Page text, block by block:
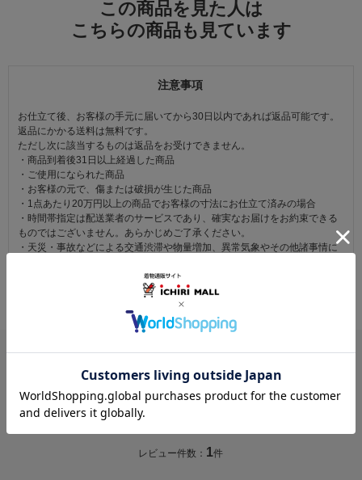
この商品を見た人は
こちらの商品も見ています
注意事項
お仕立て後、お客様の手元に届いてから30日以内であれば返品可能です。
返品にかかる送料は無料です。
ただし次に該当するものは返品をお受けできません。
・商品到着後31日以上経過した商品
・ご使用になられた商品
・お客様の元で、傷または破損が生じた商品
・1点あたり20万円以上の商品でお客様の寸法にお仕立て済みの場合
・時間帯指定は配送業者のサービスであり、確実なお届けをお約束できる
ものではございません。あらかじめご了承ください。
・天災・事故などによる交通渋滞や物量増加、異常気象やその他諸事情に
（※上記理由によりご指定の時間帯にお届けができない場合、配送業者か
らお客様へのご連絡はおこなっておりません。）
レビュー
レビュー件数： 1件